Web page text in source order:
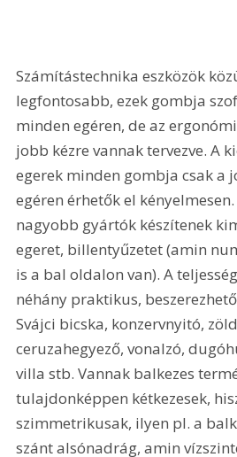
Számítástechnika eszközök
legfontosabb, ezek gombja
minden egéren, de az
jobb kézre vannak tervezve. A
egerek minden gombja csak a
egéren érhetők el
nagyobb gyártók készítenek
egeret, billentyűzetet (amin
is a bal oldalon van). A
néhány praktikus,
Svájci bicska, konzervnyitó,
ceruzahegyező, vonalzó,
villa stb. Vannak balkezes
tulajdonképpen kétkezesek,
szimmetrikusak, ilyen pl. a
szánt alsónadrág, amin